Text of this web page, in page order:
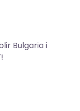
Bulgaria i